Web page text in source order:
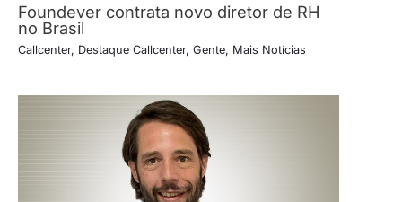
Foundever contrata novo diretor de RH
no Brasil
Callcenter, Destaque Callcenter, Gente, Mais Notícias